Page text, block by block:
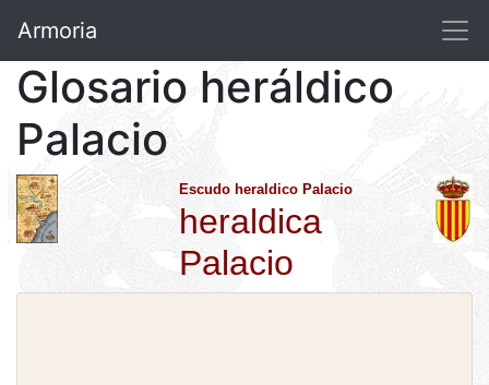
Armoria
Glosario heráldico
Palacio
Escudo heraldico Palacio
heraldica
Palacio